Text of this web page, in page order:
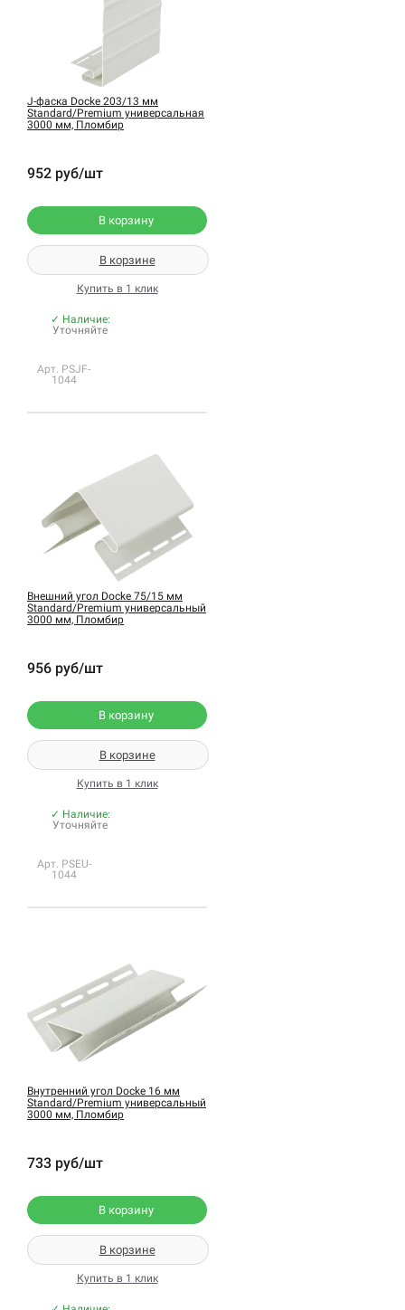
J-фаска Docke 203/13 мм
Standard/Premium универсальная
3000 мм, Пломбир
952 руб/шт
В корзину
В корзине
Купить в 1 клик
✓ Наличие:
Уточняйте
Арт. PSJF-
1044
Внешний угол Docke 75/15 мм
Standard/Premium универсальный
3000 мм, Пломбир
956 руб/шт
В корзину
В корзине
Купить в 1 клик
✓ Наличие:
Уточняйте
Арт. PSEU-
1044
Внутренний угол Docke 16 мм
Standard/Premium универсальный
3000 мм, Пломбир
733 руб/шт
В корзину
В корзине
Купить в 1 клик